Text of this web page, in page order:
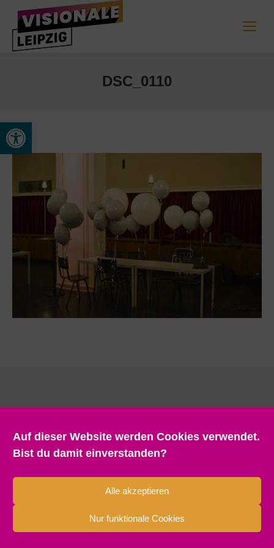
Werkzeugleiste öffnen
Auf dieser Website werden Cookies verwendet.
Bist du damit einverstanden?
Alle akzeptieren
Nur funktionale Cookies
DSC_0110